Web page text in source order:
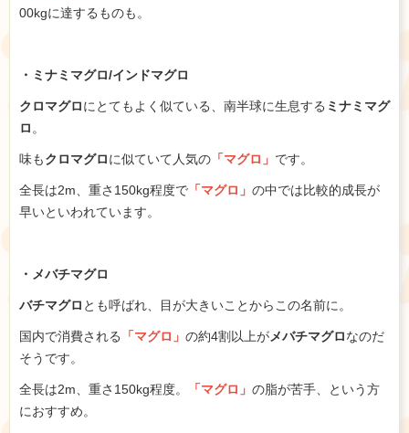
00kgに達するものも。
・ミナミマグロ/インドマグロ
クロマグロにとてもよく似ている、南半球に生息する ミナミマグ
ロ。
味もクロマグロに似ていて人気の 「マグロ」 です。
全長は2m、重さ150kg程度で 「マグロ」 の中では比較的成長が
早いといわれています。
・メバチマグロ
バチマグロ とも呼ばれ、目が大きいことからこの名前に。
国内で消費される 「マグロ」 の約4割以上がメバチマグロなのだ
そうです。
全長は2m、重さ150kg程度。 「マグロ」 の脂が苦手、という方
におすすめ。